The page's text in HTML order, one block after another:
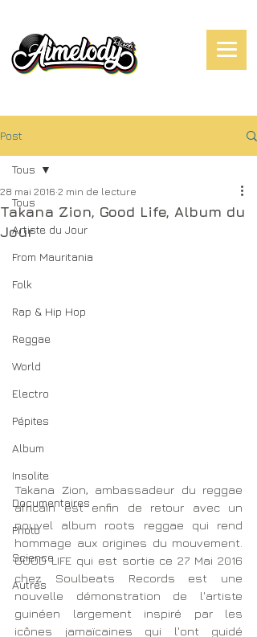
Post
Tous
Artiste du Jour
From Mauritania
Folk
Rap & Hip Hop
Reggae
World
Electro
Pépites
Album
Insolite
Documentaires
Photo
Science
Autres
Tous
Takana Zion, Good Life, Album du
Jour
28 mai 2016 2 min de lecture
Takana Zion, ambassadeur du reggae
africain est enfin de retour avec un
nouvel album roots reggae qui rend
hommage aux origines du mouvement.
GOOD LIFE qui est sortie ce 27 Mai 2016
chez Soulbeats Records est une
nouvelle démonstration de l'artiste
guinéen largement inspiré par les
icônes jamaïcaines qui l'ont guidé